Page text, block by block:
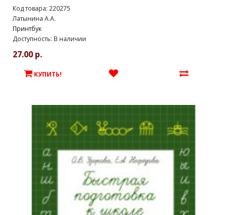
Код товара: 220275
Латынина А.А.
Принтбук
Доступность: В наличии
27.00 р.
КУПИТЬ!